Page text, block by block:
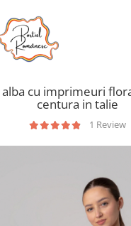
Marimi Mari
copii
alba cu imprimeuri
centura in talie
1 Review